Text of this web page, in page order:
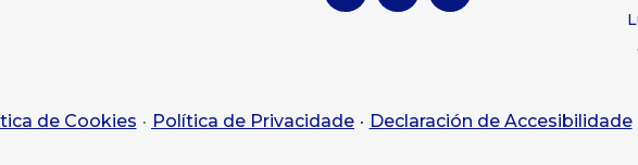
de Cookies · Política de Privacidade· Declaración de Accesibilidade